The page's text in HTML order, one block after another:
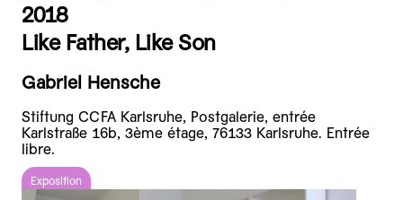
2018
Like Father, Like Son
Gabriel Hensche
Stiftung CCFA Karlsruhe, Postgalerie, entrée
Karlstraße 16b, 3ème étage, 76133 Karlsruhe. Entrée
libre.
Exposition